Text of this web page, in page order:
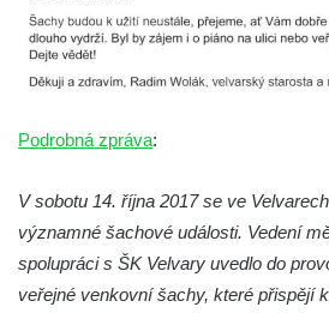
Hrob Aloise Podrábského na hřbitově
Račicích
máje v Lužci nad Vltavou
Pomník obětem válek v ulici 1. máje v
nad Vltavou
Hrob Vladislava Neumana v Hostíně u
Podrobná zpráva:
V sobotu 14. října 2017 se ve
významné šachové události. Vedení
spolupráci s ŠK Velvary uvedlo do
veřejné venkovní šachy, které přispějí